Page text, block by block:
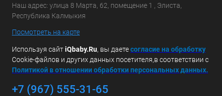
Наш адрес: улица 8 Марта, 62, помещение 1 , Элиста,
Республика Калмыкия
Посмотреть на карте
Используя сайтiQbaby.Ru, вы даетесогласие на обработку
Cookie-файлов и других данных посетителя,в соответствии с
Политикой в отношении обработки персональных данных.
+7 (967) 555-31-65